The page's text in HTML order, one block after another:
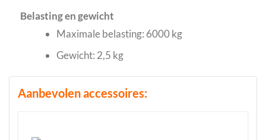
Belasting en gewicht
Maximale belasting: 6000 kg
Gewicht: 2,5 kg
Aanbevolen accessoires: